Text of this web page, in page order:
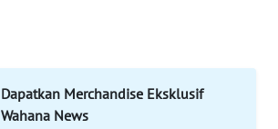
Dapatkan Merchandise Eksklusif
Wahana News